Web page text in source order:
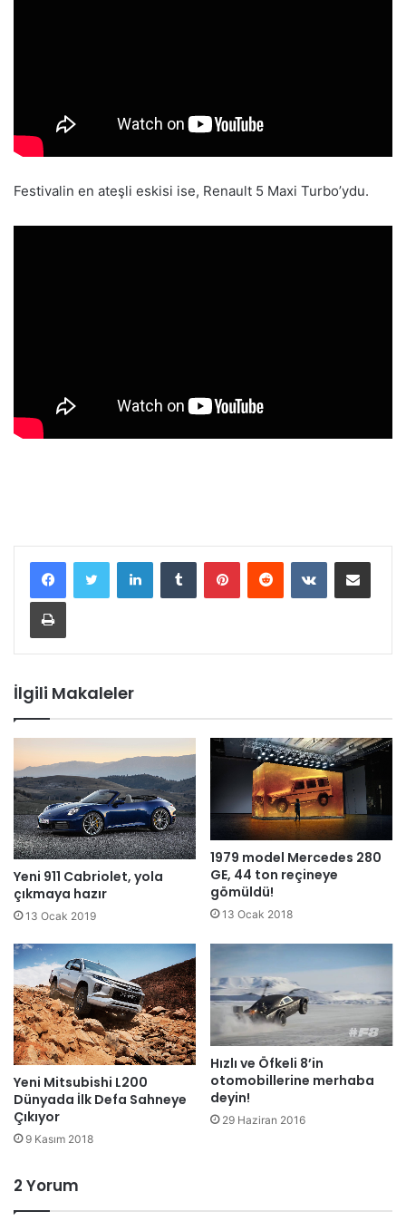
Festivalin en ateşli eskisi ise, Renault 5 Maxi Turbo’ydu.
İlgili Makaleler
Yeni 911 Cabriolet, yola
çıkmaya hazır
13 Ocak 2019
1979 model Mercedes 280
GE, 44 ton reçineye
gömüldü!
13 Ocak 2018
Yeni Mitsubishi L200
Dünyada İlk Defa Sahneye
Çıkıyor
9 Kasım 2018
Hızlı ve Öfkeli 8’in
otomobillerine merhaba
deyin!
29 Haziran 2016
2 Yorum